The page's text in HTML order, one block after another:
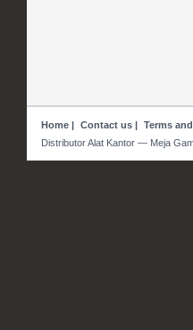
Home| Contact us| Terms
Distributor Alat Kantor — Meja